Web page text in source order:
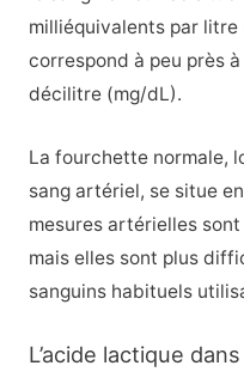
milliéquivalents par litre
correspond à peu près
décilitre (mg/dL).
La fourchette normale,
sang artériel, se situe
mesures artérielles
mais elles sont plus
sanguins habituels
L’acide lactique